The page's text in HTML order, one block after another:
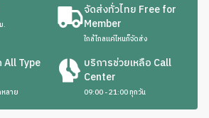
.
จัดส่งทั่วไทย Free for
Member
ใกล้ไกลแค่ไหนก็จัดส่ง
All Type
หลาย
บริการช่วยเหลือ Call
Center
09:00 - 21:00 ทุกวัน